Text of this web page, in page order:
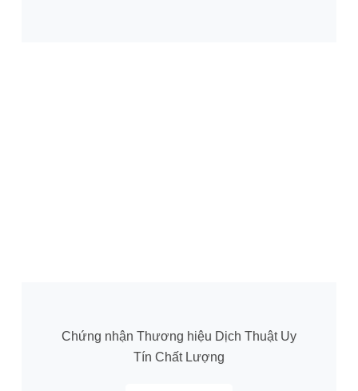
Chứng nhận Thương hiệu Dịch Thuật Uy
Tín Chất Lượng